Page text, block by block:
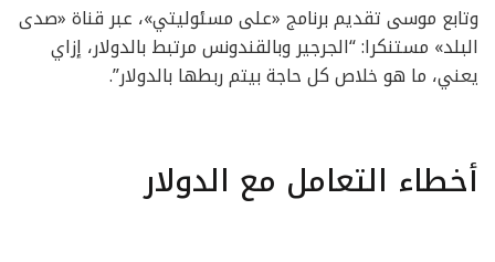
وتابع موسى تقديم برنامج «على مسئوليتي»، عبر قناة «صدى
البلد» مستنكرا: “الجرجير وبالقندونس مرتبط بالدولار، إزاي
يعني، ما هو خلاص كل حاجة بيتم ربطها بالدولار”.
أخطاء التعامل مع الدولار